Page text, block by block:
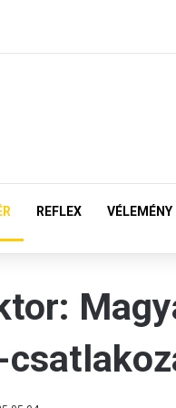
REFLEX VÉLEMÉNY